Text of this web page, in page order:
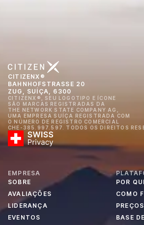
CITIZENX®
BAHNHOFSTRASSE 20
ZUG, SUÍÇA, 6300
CITIZENX®, SEU LOGOTIPO E ÍCONE
SÃO MARCAS REGISTRADAS DA
THE NETWORK STATE COMPANY AG,
UMA EMPRESA SUÍÇA REGISTRADA COM
O NÚMERO DE REGISTRO COMERCIAL
CHE-385.997.597. TODOS OS DIREITOS
EMPRESA
SOBRE
AVALIAÇÕES
LIDERANÇA
EVENTOS
POR
COMO
PREÇOS
BASE